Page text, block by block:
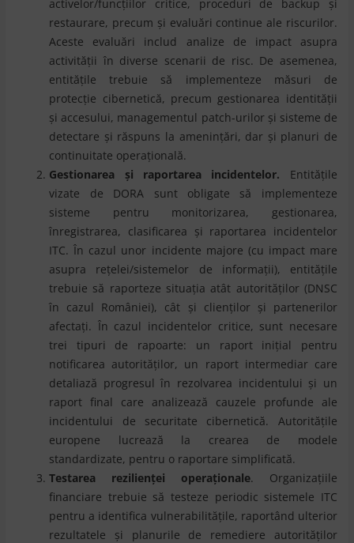
activelor/funcțiilor critice, proceduri de backup și
restaurare, precum și evaluări continue ale riscurilor.
Aceste evaluări includ analize de impact asupra
activității în diverse scenarii de risc. De asemenea,
entitățile trebuie să implementeze măsuri de
protecție cibernetică, precum gestionarea identității
și accesului, managementul patch-urilor și sisteme de
detectare și răspuns la amenințări, dar și planuri de
continuitate operațională.
Gestionarea și raportarea incidentelor. Entitățile
vizate de DORA sunt obligate să implementeze
sisteme pentru monitorizarea, gestionarea,
înregistrarea, clasificarea și raportarea incidentelor
ITC. În cazul unor incidente majore (cu impact mare
asupra rețelei/sistemelor de informații), entitățile
trebuie să raporteze situația atât autorităților (DNSC
în cazul României), cât și clienților și partenerilor
afectați. În cazul incidentelor critice, sunt necesare
trei tipuri de rapoarte: un raport inițial pentru
notificarea autorităților, un raport intermediar care
detaliază progresul în rezolvarea incidentului și un
raport final care analizează cauzele profunde ale
incidentului de securitate cibernetică. Autoritățile
europene lucrează la crearea de modele
standardizate, pentru o raportare simplificată.
Testarea rezilienței operaționale. Organizațiile
financiare trebuie să testeze periodic sistemele ITC
pentru a identifica vulnerabilitățile, raportând ulterior
rezultatele și planurile de remediere autorităților